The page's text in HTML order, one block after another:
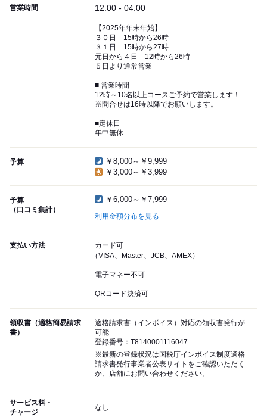
営業時間 12:00 - 04:00
【2025年年末年始】
３０日 15時から26時
３１日 15時から27時
元日から４日 12時から26時
５日より通常営業
■ 営業時間
12時～10名以上コースご予約で営業します！
※問合せは16時以降でお願いします。
■定休日
年中無休
予算
￥8,000～￥9,999
￥3,000～￥3,999
予算
（口コミ集計）
￥6,000～￥7,999
利用金額分布を見る
支払い方法
カード可
（VISA、Master、JCB、AMEX）
電子マネー不可
QRコード決済可
領収書（適格簡易請求
書）
適格請求書（インボイス）対応の領収書発行が
可能
登録番号：T8140001116047
※最新の登録状況は国税庁インボイス制度適格
請求書発行事業者公表サイトをご確認いただく
か、店舗にお問い合わせください。
サービス料・
チャージ
なし